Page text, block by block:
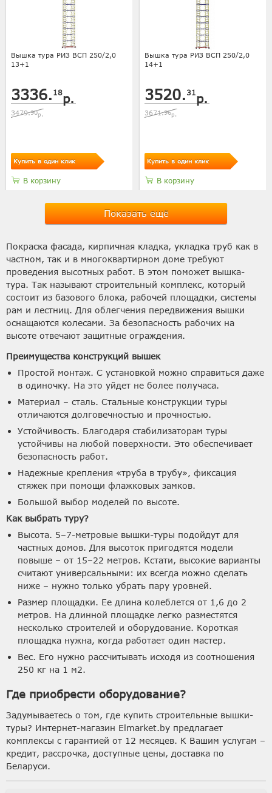
Вышка тура РИЗ ВСП 250/2,0
13+1
3336. 18р.
3479.90р.
Купить в один клик
В корзину
Вышка тура РИЗ ВСП 250/2,0
14+1
3520. 31р.
3671.96р.
Купить в один клик
В корзину
Показать ещё
Покраска фасада, кирпичная кладка, укладка труб как в
частном, так и в многоквартирном доме требуют
проведения высотных работ. В этом поможет вышка-
тура. Так называют строительный комплекс, который
состоит из базового блока, рабочей площадки, системы
рам и лестниц. Для облегчения передвижения вышки
оснащаются колесами. За безопасность рабочих на
высоте отвечают защитные ограждения.
Преимущества конструкций вышек
Простой монтаж. С установкой можно справиться даже
в одиночку. На это уйдет не более получаса.
Материал – сталь. Стальные конструкции туры
отличаются долговечностью и прочностью.
Устойчивость. Благодаря стабилизаторам туры
устойчивы на любой поверхности. Это обеспечивает
безопасность работ.
Надежные крепления «труба в трубу», фиксация
стяжек при помощи флажковых замков.
Большой выбор моделей по высоте.
Как выбрать туру?
Высота. 5–7-метровые вышки-туры подойдут для
частных домов. Для высоток пригодятся модели
повыше – от 15–22 метров. Кстати, высокие варианты
считают универсальными: их всегда можно сделать
ниже – нужно только убрать пару уровней.
Размер площадки. Ее длина колеблется от 1,6 до 2
метров. На длинной площадке легко разместятся
несколько строителей и оборудование. Короткая
площадка нужна, когда работает один мастер.
Вес. Его нужно рассчитывать исходя из соотношения
250 кг на 1 м2.
Где приобрести оборудование?
Задумываетесь о том, где купить строительные вышки-
туры? Интернет-магазин Elmarket.by предлагает
комплексы с гарантией от 12 месяцев. К Вашим услугам –
кредит, рассрочка, доступные цены, доставка по
Беларуси.